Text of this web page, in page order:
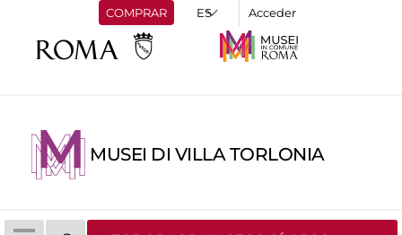
COMPRAR Acceder
MUSEI DI VILLA TORLONIA